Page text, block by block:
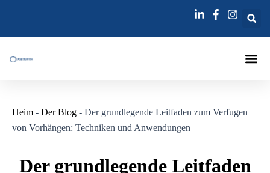
springen
Heim - Der Blog - Der grundlegende Leitfaden zum Verfugen
von Vorhängen: Techniken und Anwendungen
Der grundlegende Leitfaden